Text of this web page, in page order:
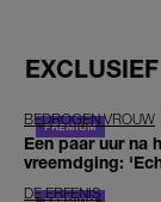
BEDROGEN VROUW
Een paar uur na
vreemdging:
DE ERFENIS